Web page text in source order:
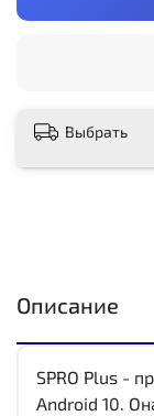
Выбрать
Описание
SPRO Plus -
Android 10.